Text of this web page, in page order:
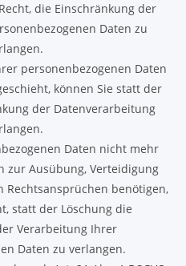
die Einschränkung der
Daten zu
personenbezogenen Daten
können Sie statt der
der Datenverarbeitung
Daten nicht mehr
zur Ausübung, Verteidigung
Rechtsansprüchen benötigen,
statt der Löschung die
Verarbeitung Ihrer
Daten zu verlangen.